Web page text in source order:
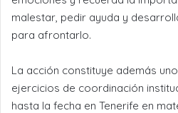
malestar, pedir ayuda y
para afrontarlo.
La acción constituye además
ejercicios de coordinación
hasta la fecha en Tenerife en